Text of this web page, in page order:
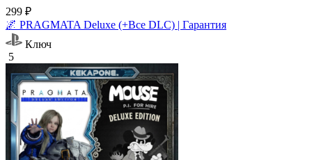
299 ₽
🌌 PRAGMATA Deluxe (+Все DLC) | Гарантия
Ключ
5